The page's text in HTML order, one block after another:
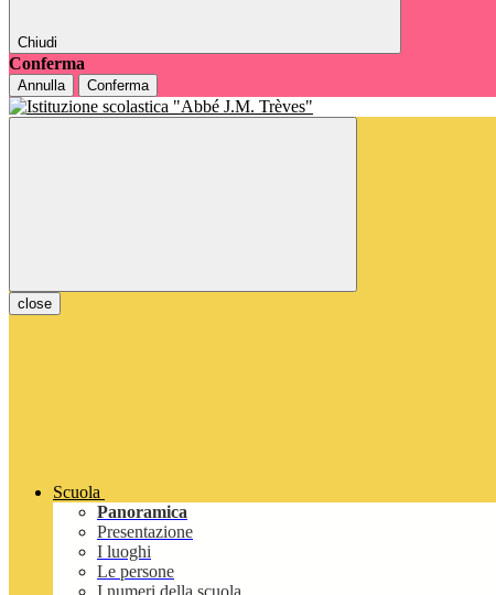
Chiudi
Conferma
Annulla Conferma
close
Scuola
Panoramica
Presentazione
I luoghi
Le persone